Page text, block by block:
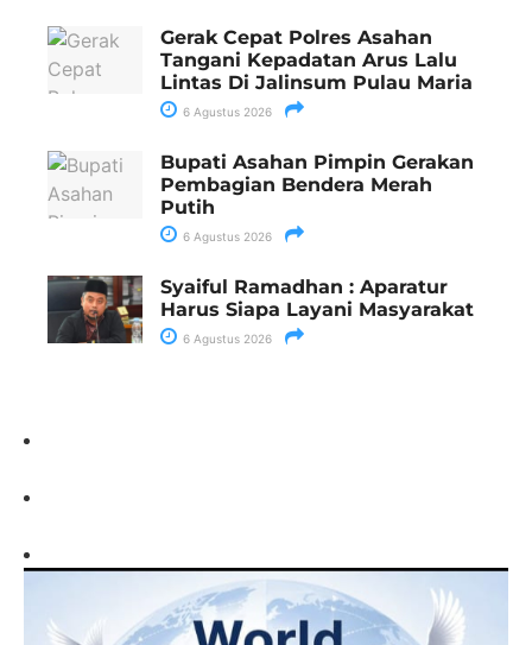
Gerak Cepat Polres Asahan
Tangani Kepadatan Arus Lalu
Lintas Di Jalinsum Pulau Maria
6 Agustus 2026
Bupati Asahan Pimpin Gerakan
Pembagian Bendera Merah
Putih
6 Agustus 2026
Syaiful Ramadhan : Aparatur
Harus Siapa Layani Masyarakat
6 Agustus 2026